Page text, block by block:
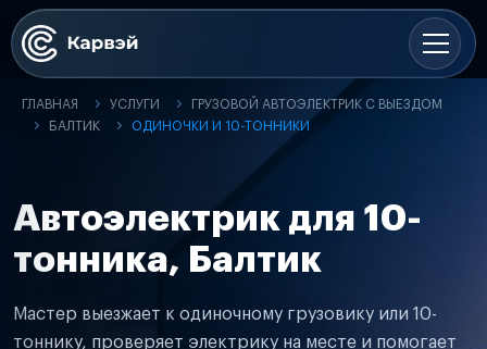
ГЛАВНАЯ УСЛУГИ
ГРУЗОВОЙ АВТОЭЛЕКТРИК С ВЫЕЗДОМ
БАЛТИК
ОДИНОЧКИ И 10-ТОННИКИ
Автоэлектрик для 10-
тонника, Балтик
Мастер выезжает к одиночному грузовику или 10-
тоннику, проверяет электрику на месте и помогает